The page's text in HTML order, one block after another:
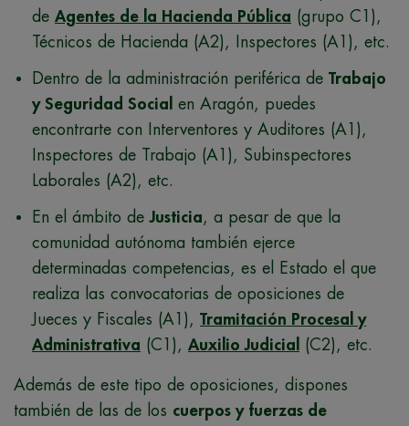
de Agentes de la Hacienda Pública (grupo C1),
Técnicos de Hacienda (A2), Inspectores (A1), etc.
Dentro de la administración periférica de Trabajo
y Seguridad Social
en Aragón, puedes
encontrarte con Interventores y Auditores (A1),
Inspectores de Trabajo (A1), Subinspectores
Laborales (A2), etc.
En el ámbito deJusticia, a pesar de que la
comunidad autónoma también ejerce
determinadas competencias, es el Estado el que
realiza las convocatorias de oposiciones de
Jueces y Fiscales (A1), Tramitación Procesal y
Administrativa (C1), Auxilio Judicial (C2), etc.
Además de este tipo de oposiciones, dispones
también de las de los cuerpos y fuerzas de